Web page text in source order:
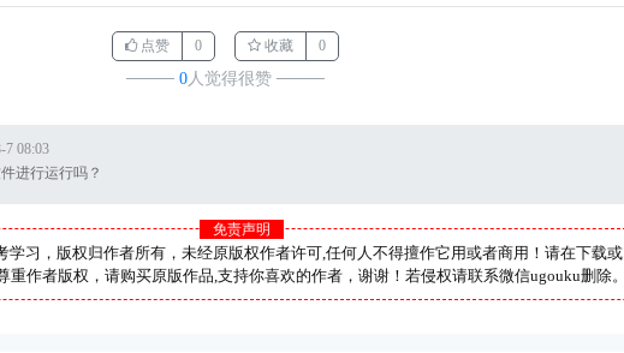
点赞 0 收藏 0
──── 0人觉得很赞────
7 08:03
进行运行吗？
免责声明
学习，版权归作者所有，未经原版权作者许可,任何人不得擅作它用或者商用！请在下载或
重作者版权，请购买原版作品,支持你喜欢的作者，谢谢！若侵权请联系微信ugouku删除。